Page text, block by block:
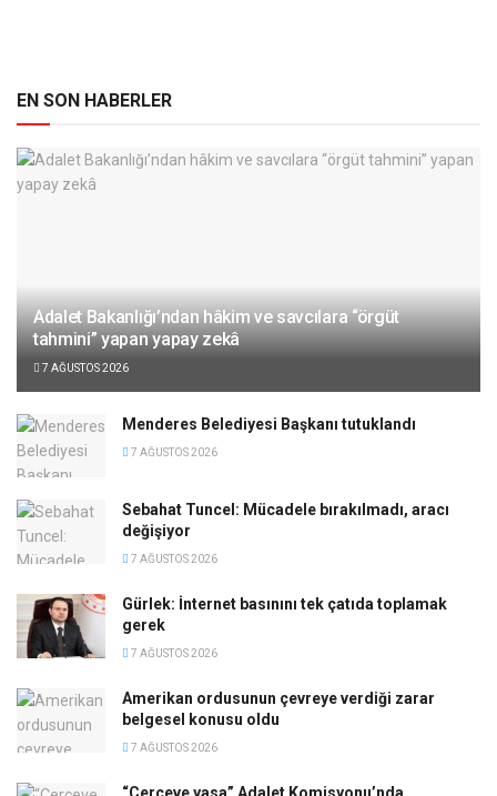
EN SON HABERLER
Adalet Bakanlığı’ndan hâkim ve savcılara “örgüt
tahmini” yapan yapay zekâ
7 AĞUSTOS 2026
Menderes Belediyesi Başkanı tutuklandı
7 AĞUSTOS 2026
Sebahat Tuncel: Mücadele bırakılmadı, aracı
değişiyor
7 AĞUSTOS 2026
Gürlek: İnternet basınını tek çatıda toplamak
gerek
7 AĞUSTOS 2026
Amerikan ordusunun çevreye verdiği zarar
belgesel konusu oldu
7 AĞUSTOS 2026